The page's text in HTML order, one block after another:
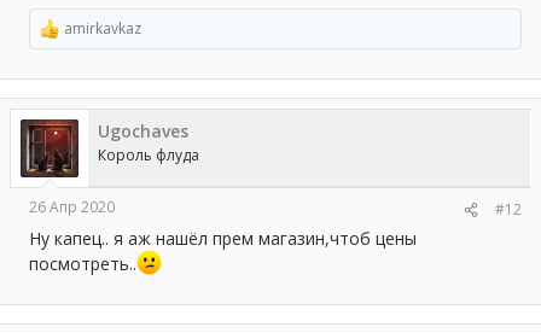
Р
е
а
к
ц
и
и
:
amirkavkaz
Ugochaves
Король флуда
26 Апр 2020 #12
Ну капец.. я аж нашёл прем магазин,чтоб цены
посмотреть..